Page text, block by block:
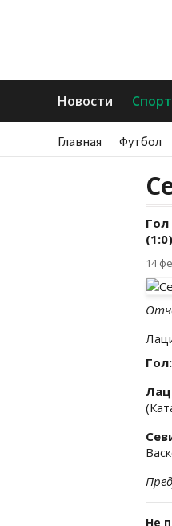
Новости Спорт
Главная Футбол
14
Гол:
Не